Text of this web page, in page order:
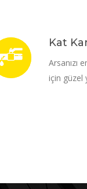
Kat
Arsanızı
için güzel